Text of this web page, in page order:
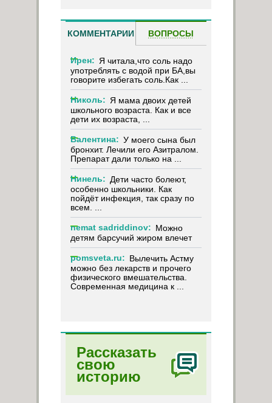
КОММЕНТАРИИ ВОПРОСЫ
Ирен: Я читала,что соль надо
употреблять с водой при БА,вы
говорите избегать соль.Как ...
Николь: Я мама двоих детей
школьного возраста. Как и все
дети их возраста, ...
Валентина: У моего сына был
бронхит. Лечили его Азитралом.
Препарат дали только на ...
Нинель: Дети часто болеют,
особенно школьники. Как
пойдёт инфекция, так сразу по
всем. ...
nemat sadriddinov: Можно
детям барсучий жиром влечет
pomsveta.ru: Вылечить Астму
можно без лекарств и прочего
физического вмешательства.
Современная медицина к ...
Рассказать
свою
историю